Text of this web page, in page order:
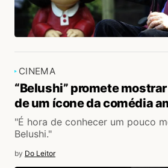
CINEMA
“Belushi” promete
de um ícone da comédia
"É hora de conhecer um pouco
Belushi."
by Do Leitor